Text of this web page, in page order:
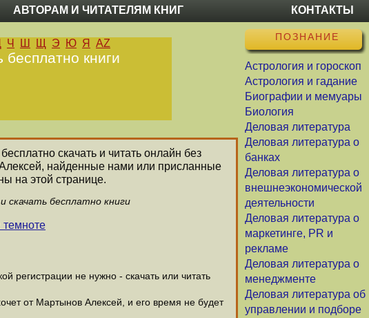
АВТОРАМ И ЧИТАТЕЛЯМ КНИГ КОНТАКТЫ
ПОЗНАНИЕ
Астрология и гороскоп
Астрология и гадание
Биографии и мемуары
Биология
Деловая литература
Деловая литература о
банках
Деловая литература о
внешнеэкономической
деятельности
Деловая литература о
маркетинге, PR и
рекламе
Деловая литература о
менеджменте
Деловая литература об
управлении и подборе
Ч Ш Щ Э Ю Я AZ
книги
скачать и читать онлайн без
найденные нами или присланные
на этой странице.
бесплатно книги
темноте
регистрации не нужно - скачать или читать
от Мартынов Алексей, и его время не будет